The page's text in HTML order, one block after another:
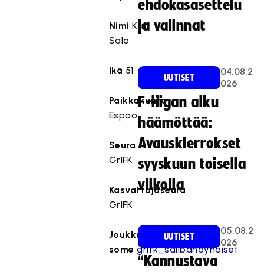
NimiKati
Salo
Ikä 51
Paikkakunta
Espoo
Seura
GrIFK
Kasvattajaseura
GrIFK
Joukkueen
somegrifk_salibandynaiset
ehdokasasettelu
ja valinnat
UUTISET
04.08.2
026
F-liigan alku
häämöttää:
Avauskierrokset
syyskuun toisella
viikolla
UUTISET
05.08.2
026
“Kannustava